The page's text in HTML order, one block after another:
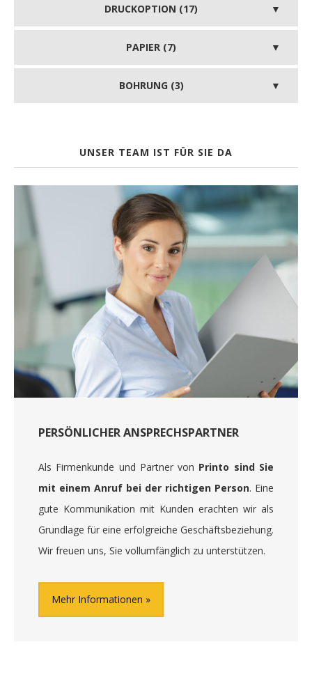
DRUCKOPTION (17)
PAPIER (7)
BOHRUNG (3)
UNSER TEAM IST FÜR SIE DA
PERSÖNLICHER ANSPRECHSPARTNER
Als Firmenkunde und Partner von Printo sind Sie
mit einem Anruf bei der richtigen Person. Eine
gute Kommunikation mit Kunden erachten wir als
Grundlage für eine erfolgreiche Geschäftsbeziehung.
Wir freuen uns, Sie vollumfänglich zu unterstützen.
Mehr Informationen